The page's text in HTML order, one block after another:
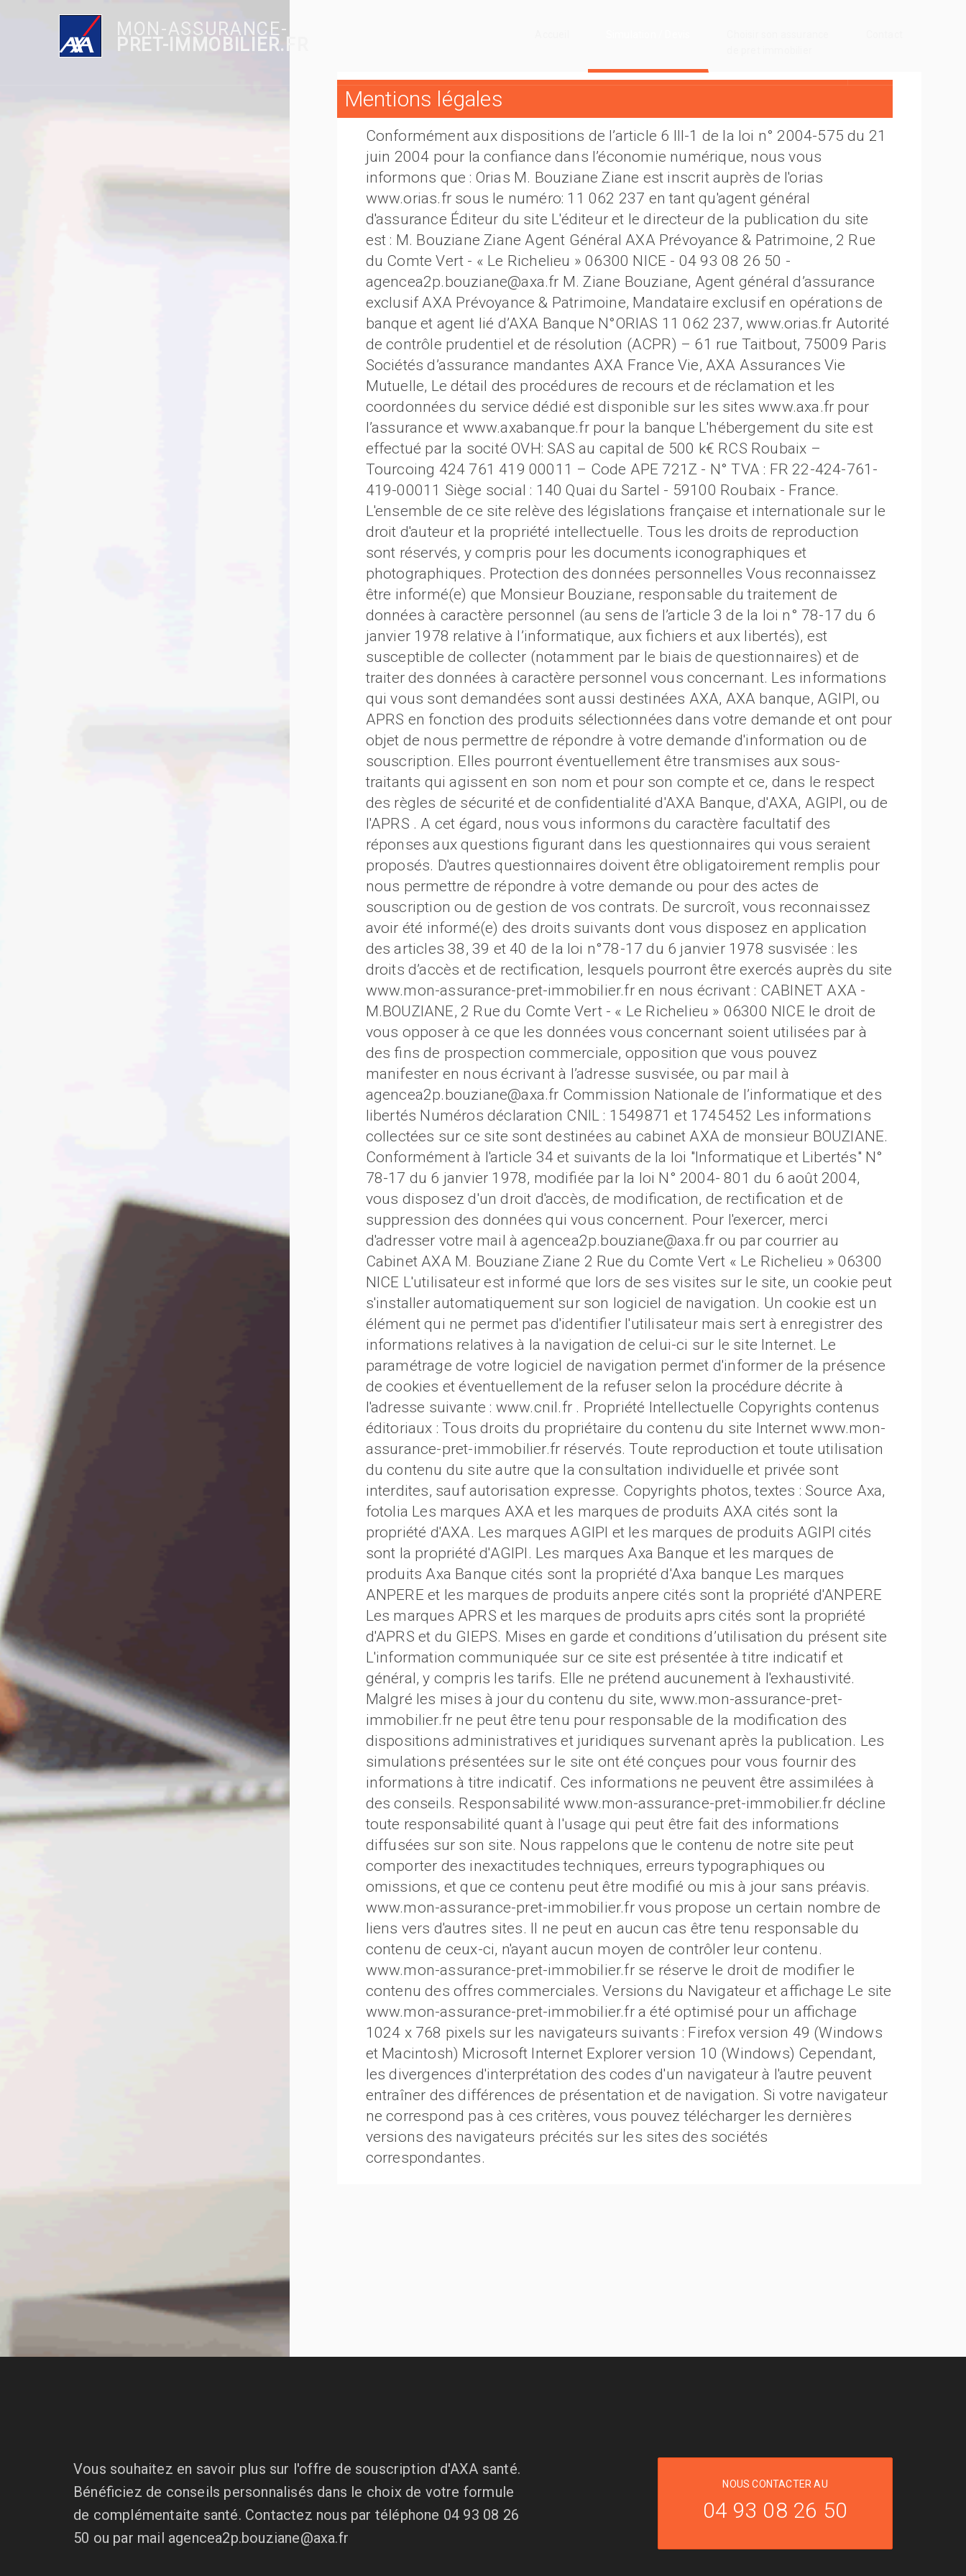
MON-ASSURANCE-
PRET-IMMOBILIER.FR
Mentions légales
Conformément aux dispositions de l’article 6 III-1 de la loi n° 2004-575 du 21
juin 2004 pour la confiance dans l’économie numérique, nous vous
informons que : Orias M. Bouziane Ziane est inscrit auprès de l'orias
www.orias.fr sous le numéro: 11 062 237 en tant qu'agent général
d'assurance Éditeur du site L'éditeur et le directeur de la publication du site
est : M. Bouziane Ziane Agent Général AXA Prévoyance & Patrimoine, 2 Rue
du Comte Vert - « Le Richelieu » 06300 NICE - 04 93 08 26 50 -
agencea2p.bouziane@axa.fr M. Ziane Bouziane, Agent général d’assurance
exclusif AXA Prévoyance & Patrimoine, Mandataire exclusif en opérations de
banque et agent lié d’AXA Banque N°ORIAS 11 062 237, www.orias.fr Autorité
de contrôle prudentiel et de résolution (ACPR) – 61 rue Taitbout, 75009 Paris
Sociétés d’assurance mandantes AXA France Vie, AXA Assurances Vie
Mutuelle, Le détail des procédures de recours et de réclamation et les
coordonnées du service dédié est disponible sur les sites www.axa.fr pour
l’assurance et www.axabanque.fr pour la banque L'hébergement du site est
effectué par la socité OVH: SAS au capital de 500 k€ RCS Roubaix –
Tourcoing 424 761 419 00011 – Code APE 721Z - N° TVA : FR 22-424-761-
419-00011 Siège social : 140 Quai du Sartel - 59100 Roubaix - France.
L'ensemble de ce site relève des législations française et internationale sur le
droit d'auteur et la propriété intellectuelle. Tous les droits de reproduction
sont réservés, y compris pour les documents iconographiques et
photographiques. Protection des données personnelles Vous reconnaissez
être informé(e) que Monsieur Bouziane, responsable du traitement de
données à caractère personnel (au sens de l’article 3 de la loi n° 78-17 du 6
janvier 1978 relative à l’informatique, aux fichiers et aux libertés), est
susceptible de collecter (notamment par le biais de questionnaires) et de
traiter des données à caractère personnel vous concernant. Les informations
qui vous sont demandées sont aussi destinées AXA, AXA banque, AGIPI, ou
APRS en fonction des produits sélectionnées dans votre demande et ont pour
objet de nous permettre de répondre à votre demande d'information ou de
souscription. Elles pourront éventuellement être transmises aux sous-
traitants qui agissent en son nom et pour son compte et ce, dans le respect
des règles de sécurité et de confidentialité d'AXA Banque, d'AXA, AGIPI, ou de
l'APRS . A cet égard, nous vous informons du caractère facultatif des
réponses aux questions figurant dans les questionnaires qui vous seraient
proposés. D'autres questionnaires doivent être obligatoirement remplis pour
nous permettre de répondre à votre demande ou pour des actes de
souscription ou de gestion de vos contrats. De surcroît, vous reconnaissez
avoir été informé(e) des droits suivants dont vous disposez en application
des articles 38, 39 et 40 de la loi n°78-17 du 6 janvier 1978 susvisée : les
droits d’accès et de rectification, lesquels pourront être exercés auprès du site
www.mon-assurance-pret-immobilier.fr en nous écrivant : CABINET AXA -
M.BOUZIANE, 2 Rue du Comte Vert - « Le Richelieu » 06300 NICE le droit de
vous opposer à ce que les données vous concernant soient utilisées par à
des fins de prospection commerciale, opposition que vous pouvez
manifester en nous écrivant à l’adresse susvisée, ou par mail à
agencea2p.bouziane@axa.fr Commission Nationale de l’informatique et des
libertés Numéros déclaration CNIL : 1549871 et 1745452 Les informations
collectées sur ce site sont destinées au cabinet AXA de monsieur BOUZIANE.
Conformément à l'article 34 et suivants de la loi "Informatique et Libertés" N°
78-17 du 6 janvier 1978, modifiée par la loi N° 2004- 801 du 6 août 2004,
vous disposez d'un droit d'accès, de modification, de rectification et de
suppression des données qui vous concernent. Pour l'exercer, merci
d'adresser votre mail à agencea2p.bouziane@axa.fr ou par courrier au
Cabinet AXA M. Bouziane Ziane 2 Rue du Comte Vert « Le Richelieu » 06300
NICE L'utilisateur est informé que lors de ses visites sur le site, un cookie peut
s'installer automatiquement sur son logiciel de navigation. Un cookie est un
élément qui ne permet pas d'identifier l'utilisateur mais sert à enregistrer des
informations relatives à la navigation de celui-ci sur le site Internet. Le
paramétrage de votre logiciel de navigation permet d'informer de la présence
de cookies et éventuellement de la refuser selon la procédure décrite à
l'adresse suivante : www.cnil.fr . Propriété Intellectuelle Copyrights contenus
éditoriaux : Tous droits du propriétaire du contenu du site Internet www.mon-
assurance-pret-immobilier.fr réservés. Toute reproduction et toute utilisation
du contenu du site autre que la consultation individuelle et privée sont
interdites, sauf autorisation expresse. Copyrights photos, textes : Source Axa,
fotolia Les marques AXA et les marques de produits AXA cités sont la
propriété d'AXA. Les marques AGIPI et les marques de produits AGIPI cités
sont la propriété d'AGIPI. Les marques Axa Banque et les marques de
produits Axa Banque cités sont la propriété d'Axa banque Les marques
ANPERE et les marques de produits anpere cités sont la propriété d'ANPERE
Les marques APRS et les marques de produits aprs cités sont la propriété
d'APRS et du GIEPS. Mises en garde et conditions d’utilisation du présent site
L'information communiquée sur ce site est présentée à titre indicatif et
général, y compris les tarifs. Elle ne prétend aucunement à l'exhaustivité.
Malgré les mises à jour du contenu du site, www.mon-assurance-pret-
immobilier.fr ne peut être tenu pour responsable de la modification des
dispositions administratives et juridiques survenant après la publication. Les
simulations présentées sur le site ont été conçues pour vous fournir des
informations à titre indicatif. Ces informations ne peuvent être assimilées à
des conseils. Responsabilité www.mon-assurance-pret-immobilier.fr décline
toute responsabilité quant à l'usage qui peut être fait des informations
diffusées sur son site. Nous rappelons que le contenu de notre site peut
comporter des inexactitudes techniques, erreurs typographiques ou
omissions, et que ce contenu peut être modifié ou mis à jour sans préavis.
www.mon-assurance-pret-immobilier.fr vous propose un certain nombre de
liens vers d'autres sites. Il ne peut en aucun cas être tenu responsable du
contenu de ceux-ci, n'ayant aucun moyen de contrôler leur contenu.
www.mon-assurance-pret-immobilier.fr se réserve le droit de modifier le
contenu des offres commerciales. Versions du Navigateur et affichage Le site
www.mon-assurance-pret-immobilier.fr a été optimisé pour un affichage
1024 x 768 pixels sur les navigateurs suivants : Firefox version 49 (Windows
et Macintosh) Microsoft Internet Explorer version 10 (Windows) Cependant,
les divergences d'interprétation des codes d'un navigateur à l'autre peuvent
entraîner des différences de présentation et de navigation. Si votre navigateur
ne correspond pas à ces critères, vous pouvez télécharger les dernières
versions des navigateurs précités sur les sites des sociétés
correspondantes.
Vous souhaitez en savoir plus sur l'offre de souscription d'AXA santé.
Bénéficiez de conseils personnalisés dans le choix de votre formule
de complémentaite santé. Contactez nous par téléphone 04 93 08 26
50 ou par mail agencea2p.bouziane@axa.fr
NOUS CONTACTER AU
04 93 08 26 50